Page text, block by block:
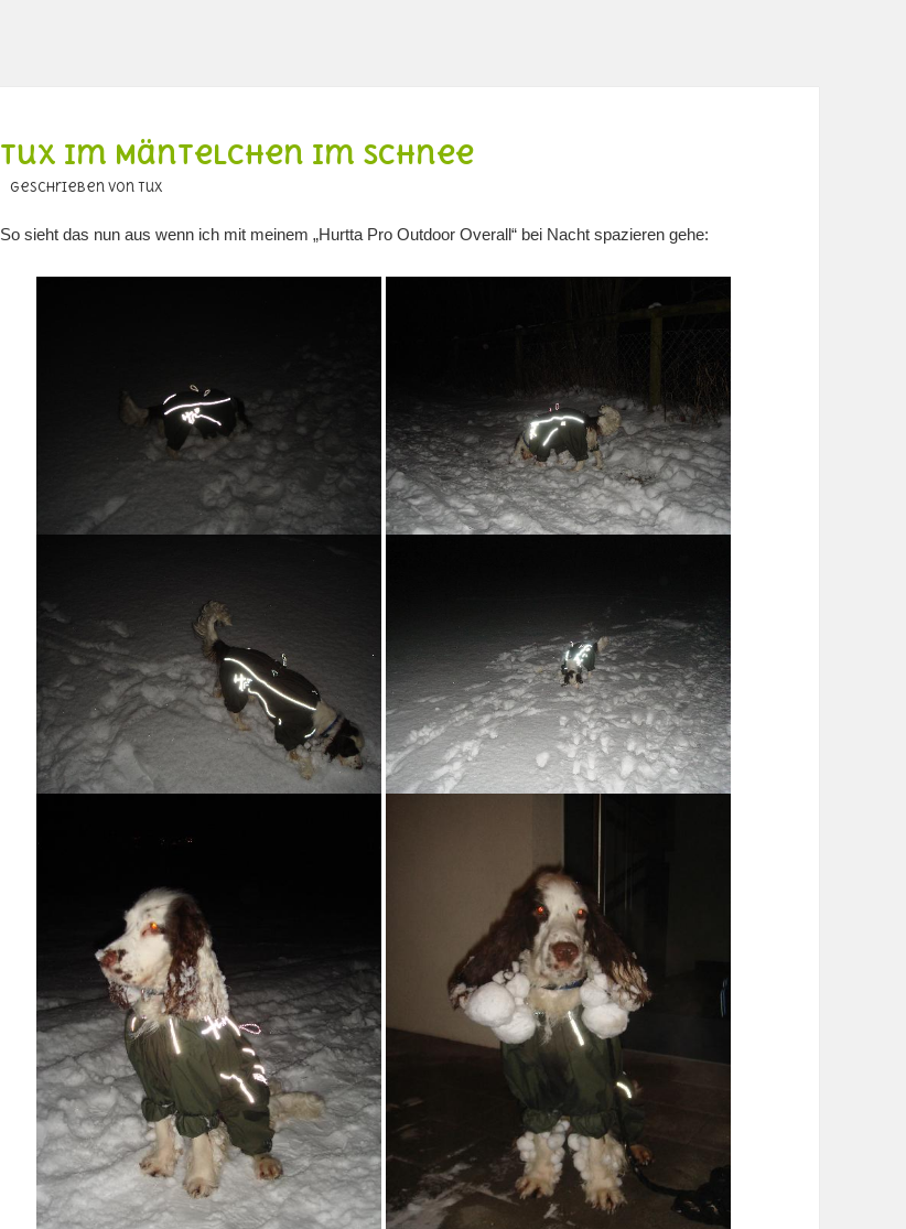
Tux im Mäntelchen im Schnee
geschrieben von Tux
So sieht das nun aus wenn ich mit meinem „Hurtta Pro Outdoor Overall“ bei Nacht spazieren gehe: